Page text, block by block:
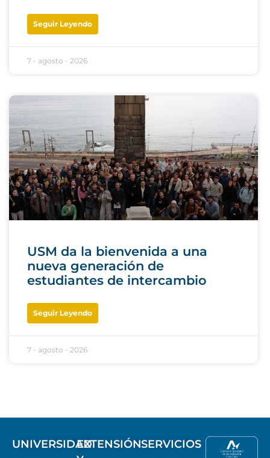
Seguir Leyendo
7 - agosto - 2026
USM da la bienvenida a una
nueva generación de
estudiantes de intercambio
Seguir Leyendo
7 - agosto - 2026
UNIVERSIDADEXTENSIÓNSERVICIOS